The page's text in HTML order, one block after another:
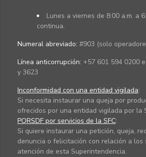
Lunes a viernes de 8:00 a.m. a
continua.
Numeral abreviado: #903 (solo
Línea anticorrupción: +57 601 594 0200
y 3623
Inconformidad con una entidad vigilada:
Si necesita instaurar una queja por
ofrecidos por una entidad vigilada por la
PQRSDF por servicios de la SFC:
Si quiere instaurar una petición, queja,
denuncia o felicitación con relación a los
atención de esta Superintendencia.